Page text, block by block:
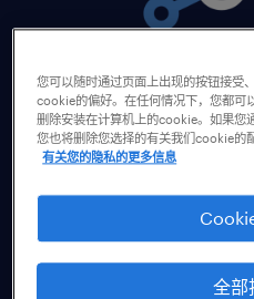
任仕达工作趋
任仕达工作趋势报告覆
流动、择业动机、工作
您可以随时通过页面上出现的按钮接受
cookie的偏好。在任何情况下，您都可
删除安装在计算机上的cookie。如果您
您也将删除您选择的有关我们cookie的
有关您的隐私的更多信息
全部